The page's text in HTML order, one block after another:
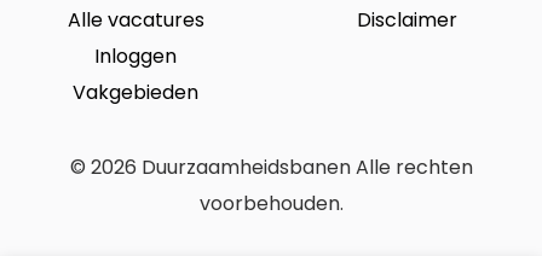
Alle vacatures
Inloggen
Vakgebieden
Disclaimer
© 2026 Duurzaamheidsbanen Alle rechten
voorbehouden.